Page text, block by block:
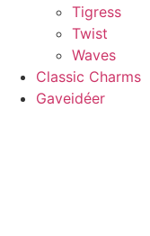
Tigress
Twist
Waves
Classic Charms
Gaveidéer